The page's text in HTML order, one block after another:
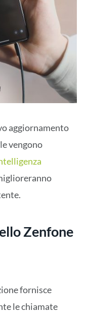
aggiornamento
vengono
Zenfone
fornisce
le chiamate